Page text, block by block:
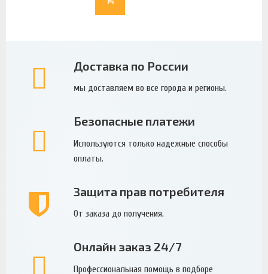
Доставка по России
мы доставляем во все города и регионы.
Безопасные платежи
Используются только надежные способы
оплаты.
Защита прав потребителя
От заказа до получения.
Онлайн заказ 24/7
Профессиональная помощь в подборе